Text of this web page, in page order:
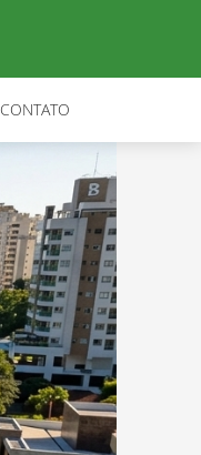
CONTATO